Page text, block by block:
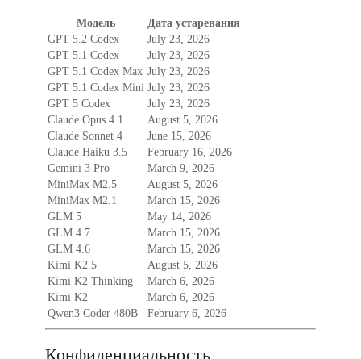
Модель
Дата устаревания
GPT 5.2 Codex
July 23, 2026
GPT 5.1 Codex
July 23, 2026
GPT 5.1 Codex Max July 23, 2026
GPT 5.1 Codex Mini July 23, 2026
GPT 5 Codex
July 23, 2026
Claude Opus 4.1
August 5, 2026
Claude Sonnet 4
June 15, 2026
Claude Haiku 3.5
February 16, 2026
Gemini 3 Pro
March 9, 2026
MiniMax M2.5
August 5, 2026
MiniMax M2.1
March 15, 2026
GLM 5
May 14, 2026
GLM 4.7
March 15, 2026
GLM 4.6
March 15, 2026
Kimi K2.5
August 5, 2026
Kimi K2 Thinking
March 6, 2026
Kimi K2
March 6, 2026
Qwen3 Coder 480B
February 6, 2026
Конфиденциальность